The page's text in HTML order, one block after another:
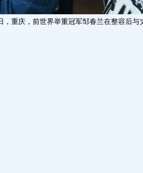
重庆，前世界举重冠军邹春兰在整容后与